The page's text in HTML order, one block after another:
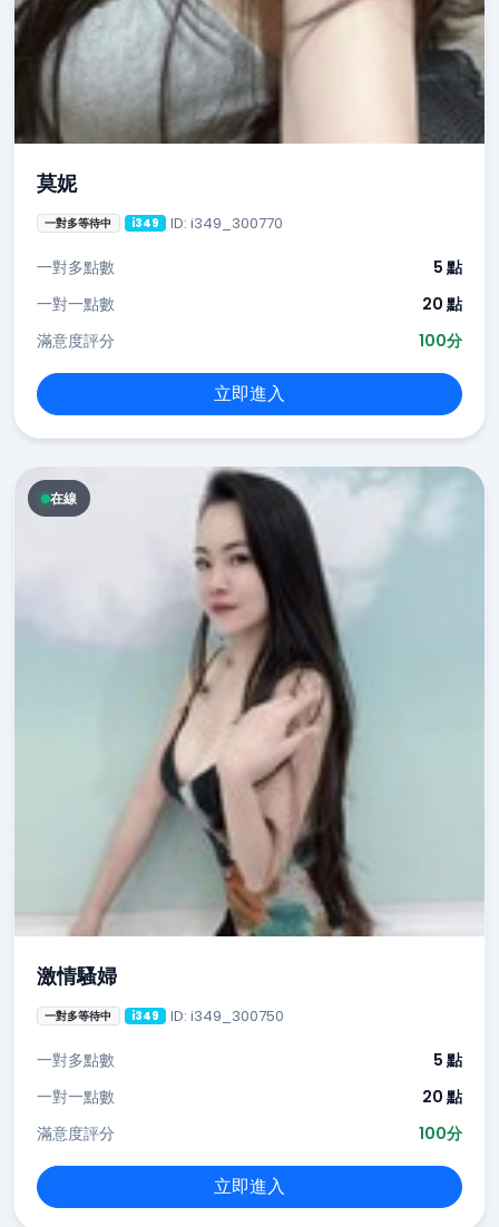
莫妮
一對多等待中 i349 ID: i349_300770
一對多點數
5 點
一對一點數
20 點
滿意度評分
100分
立即進入
在線
激情騷婦
一對多等待中 i349 ID: i349_300750
一對多點數
5 點
一對一點數
20 點
滿意度評分
100分
立即進入